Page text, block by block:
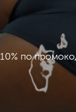
по